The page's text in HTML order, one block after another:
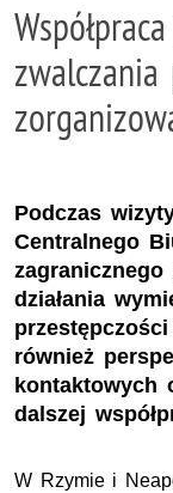
zwalczania
Podczas
Centralnego
działania
również
kontaktowych
dalszej
W Rzymie i